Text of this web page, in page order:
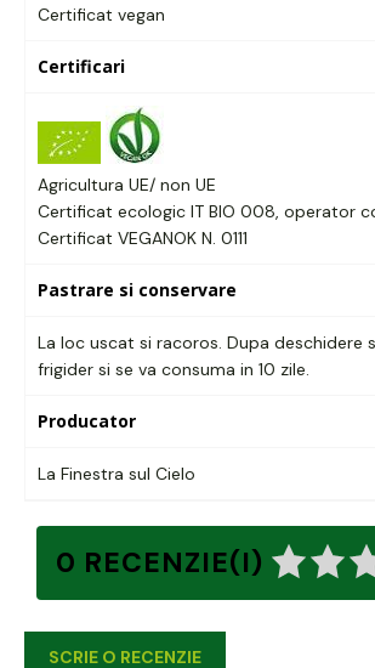
Certificat vegan
Certificari
Agricultura UE/ non UE
Certificat ecologic IT BIO 008, operator
Certificat VEGANOK N. 0111
Pastrare si conservare
La loc uscat si racoros. Dupa deschidere
frigider si se va consuma in 10 zile.
Producator
La Finestra sul Cielo
0 RECENZIE(I)
SCRIE O RECENZIE